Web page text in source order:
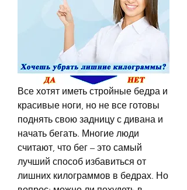
Все хотят иметь стройные бедра и
красивые ноги, но не все готовы
поднять свою задницу с дивана и
начать бегать. Многие люди
считают, что бег – это самый
лучший способ избавиться от
лишних килограммов в бедрах. Но